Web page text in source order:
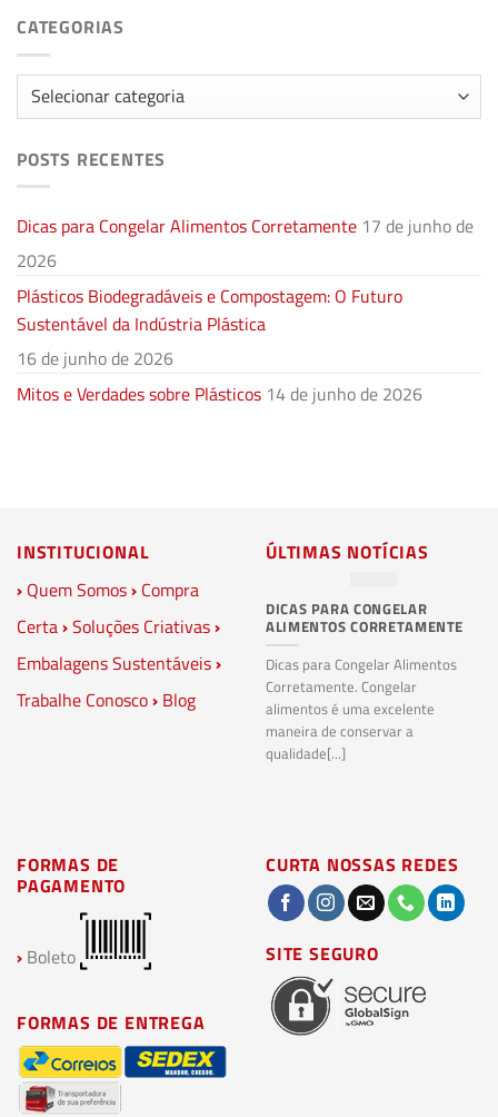
CATEGORIAS
Categorias
POSTS RECENTES
Dicas para Congelar Alimentos Corretamente 17 de junho de
2026
Plásticos Biodegradáveis e Compostagem: O Futuro
Sustentável da Indústria Plástica
16 de junho de 2026
Mitos e Verdades sobre Plásticos 14 de junho de 2026
INSTITUCIONAL
› Quem Somos› Compra
Certa›Soluções Criativas›
Embalagens Sustentáveis›
Trabalhe Conosco› Blog
ÚLTIMAS NOTÍCIAS
DICAS PARA CONGELAR
ALIMENTOS CORRETAMENTE
Dicas para Congelar Alimentos
Corretamente. Congelar
alimentos é uma excelente
maneira de conservar a
qualidade[...]
FORMAS DE
PAGAMENTO
› Boleto
FORMAS DE ENTREGA
CURTA NOSSAS REDES
SITE SEGURO